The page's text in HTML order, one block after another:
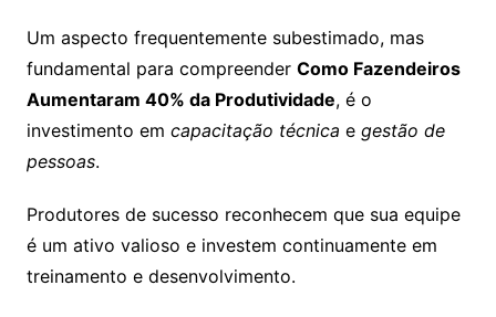
Um aspecto frequentemente subestimado, mas
fundamental para compreender Como Fazendeiros
Aumentaram 40% da Produtividade, é o
investimento em capacitação técnica e gestão de
pessoas.
Produtores de sucesso reconhecem que sua equipe
é um ativo valioso e investem continuamente em
treinamento e desenvolvimento.